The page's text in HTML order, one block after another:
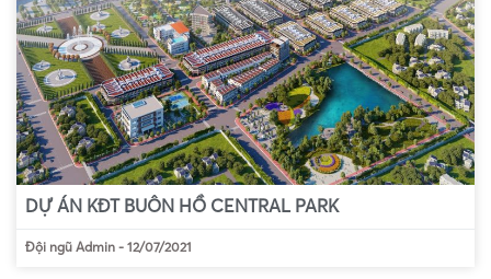
DỰ ÁN KĐT BUÔN HỒ CENTRAL PARK
Đội ngũ Admin - 12/07/2021